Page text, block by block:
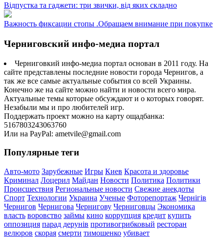
Відпустка та гаджети: три звички, від яких складно
Важность фиксации стопы .Обращаем внимание при покупке
Черниговский инфо-медиа портал
Черниговкий инфо-медиа портал основан в 2011 году. На
сайте представлены последние новости города Чернигов, а
так же все самые актуальные события со всей Украины.
Конечно же на сайте можно найти и новости всего мира.
Актуальные темы которые обсуждают и о которых говорят.
Незабыли мы и про любителей игр.
Поддержать проект можно на карту ощадбанка:
5167803243063760
Или на PayPal: ametvile@gmail.com
Популярные теги
Авто-мото Зарубежные Игры Киев Красота и здоровье
Криминал Лоцерил Майдан Новости Политика Политики
Происшествия Региональные новости Свежие анекдоты
Спорт Технологии Украина Ученые Фоторепортаж Чернігів
Чернигов Чернигова Чернигову Черниговцы Экономика
власть воровство займы кино коррупция кредит купить
оппозиция парад дерунів противогрибковый ресторан
велюров скорая смерти тимошенко убивает